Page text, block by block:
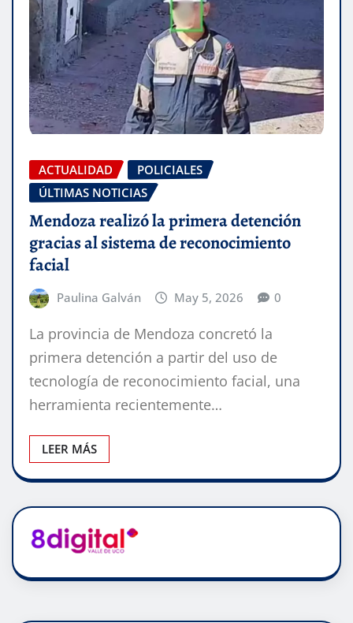
ACTUALIDAD
POLICIALES
ÚLTIMAS NOTICIAS
Mendoza realizó la primera detención
gracias al sistema de reconocimiento
facial
Paulina Galván May 5, 2026 0
La provincia de Mendoza concretó la
primera detención a partir del uso de
tecnología de reconocimiento facial, una
herramienta recientemente…
LEER MÁS